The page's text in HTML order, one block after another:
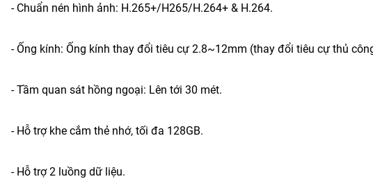
- Chuẩn nén hình ảnh: H.265+/H265/H.264+ & H.264.
- Ống kính: Ống kính thay đổi tiêu cự 2.8~12mm (thay đổi tiêu cự thủ
- Tầm quan sát hồng ngoại: Lên tới 30 mét.
- Hỗ trợ khe cắm thẻ nhớ, tối đa 128GB.
- Hỗ trợ 2 luồng dữ liệu.